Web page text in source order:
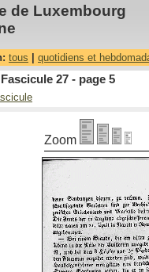
de Luxembourg
tous quotidiens et
27 - page 5
Zoom